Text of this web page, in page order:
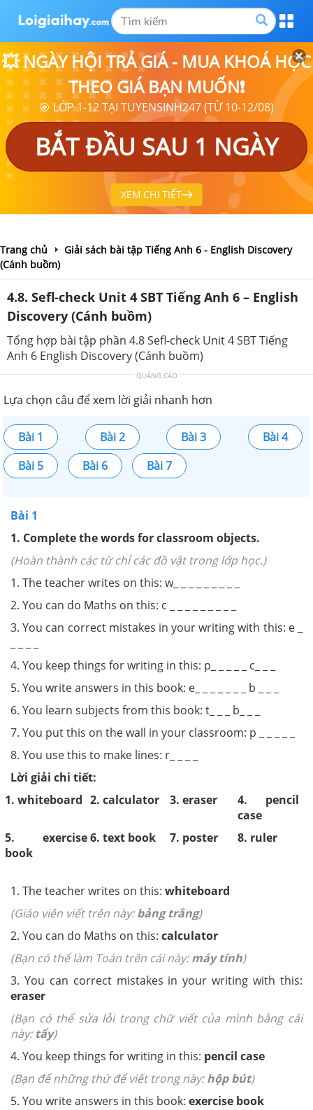
💥 NGÀY HỘI TRẢ GIÁ - MUA KHOÁ HỌC
THEO GIÁ BẠN MUỐN❗
🎯 LỚP 1-12 TẠI TUYENSINH247 (TỪ 10-12/08)
BẮT ĐẦU SAU 1 NGÀY
XEM CHI TIẾT
Trang chủ
Giải sách bài tập Tiếng Anh 6 - English Discovery
(Cánh buồm)
4.8. Sefl-check Unit 4 SBT Tiếng Anh 6 – English
Discovery (Cánh buồm)
Tổng hợp bài tập phần 4.8 Sefl-check Unit 4 SBT Tiếng
Anh 6 English Discovery (Cánh buồm)
QUẢNG CÁO
Lựa chọn câu để xem lời giải nhanh hơn
Bài 1 Bài 2 Bài 3
Bài 4
Bài 5
Bài 6 Bài 7
Bài 1
1. Complete the words for classroom objects.
(Hoàn thành các từ chỉ các đồ vật trong lớp học.)
1. The teacher writes on this: w_ _ _ _ _ _ _ _ _
2. You can do Maths on this: c _ _ _ _ _ _ _ _ _
3. You can correct mistakes in your writing with this: e _
4. You keep things for writing in this: p_ _ _ _ _ c_ _ _
5. You write answers in this book: e_ _ _ _ _ _ _ b _ _ _
6. You learn subjects from this book: t_ _ _ b_ _ _
7. You put this on the wall in your classroom: p _ _ _ _ _
8. You use this to make lines: r_ _ _ _
Lời giải chi tiết:
1. whiteboard 2. calculator 3. eraser
4. pencil
case
5. exercise
book
6. text book 7. poster 8. ruler
1. The teacher writes on this: whiteboard
(Giáo viên viết trên này:bảng trắng)
2. You can do Maths on this: calculator
(Bạn có thể làm Toán trên cái này:máy tính)
3. You can correct mistakes in your writing with this:
eraser
(Bạn có thể sửa lỗi trong chữ viết của mình bằng cái
này: tẩy)
4. You keep things for writing in this: pencil case
(Bạn để những thứ để viết trong này:hộp bút)
5. You write answers in this book: exercise book